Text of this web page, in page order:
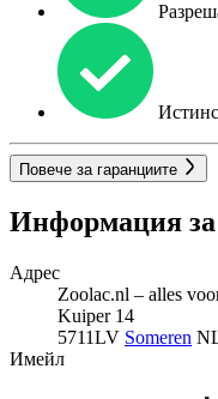
Повече за гаранциите
Информация
Адрес
Zoolac.nl – alles
Kuiper 14
5711LV Someren
Имейл